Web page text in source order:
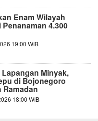
Enam Wilayah
4.300
19:00 WIB
Minyak,
di Bojonegoro
Ramadan
18:00 WIB